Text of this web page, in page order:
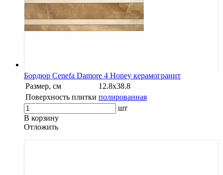
Бордюр Cenefa Damore 4 Honey керамогранит
Размер, см
12.8x38.8
Поверхность плитки полированная
шт
В корзину
Oтложить